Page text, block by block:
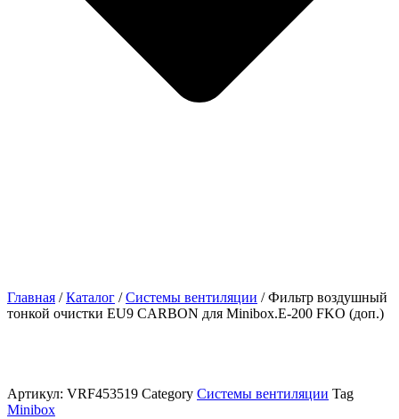
Главная /Каталог /Системы вентиляции / Фильтр воздушный
тонкой очистки EU9 CARBON для Minibox.E-200 FKO (доп.)
Артикул: VRF453519 Category Системы вентиляции Tag
Minibox